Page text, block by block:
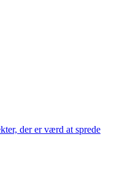
der er værd at sprede